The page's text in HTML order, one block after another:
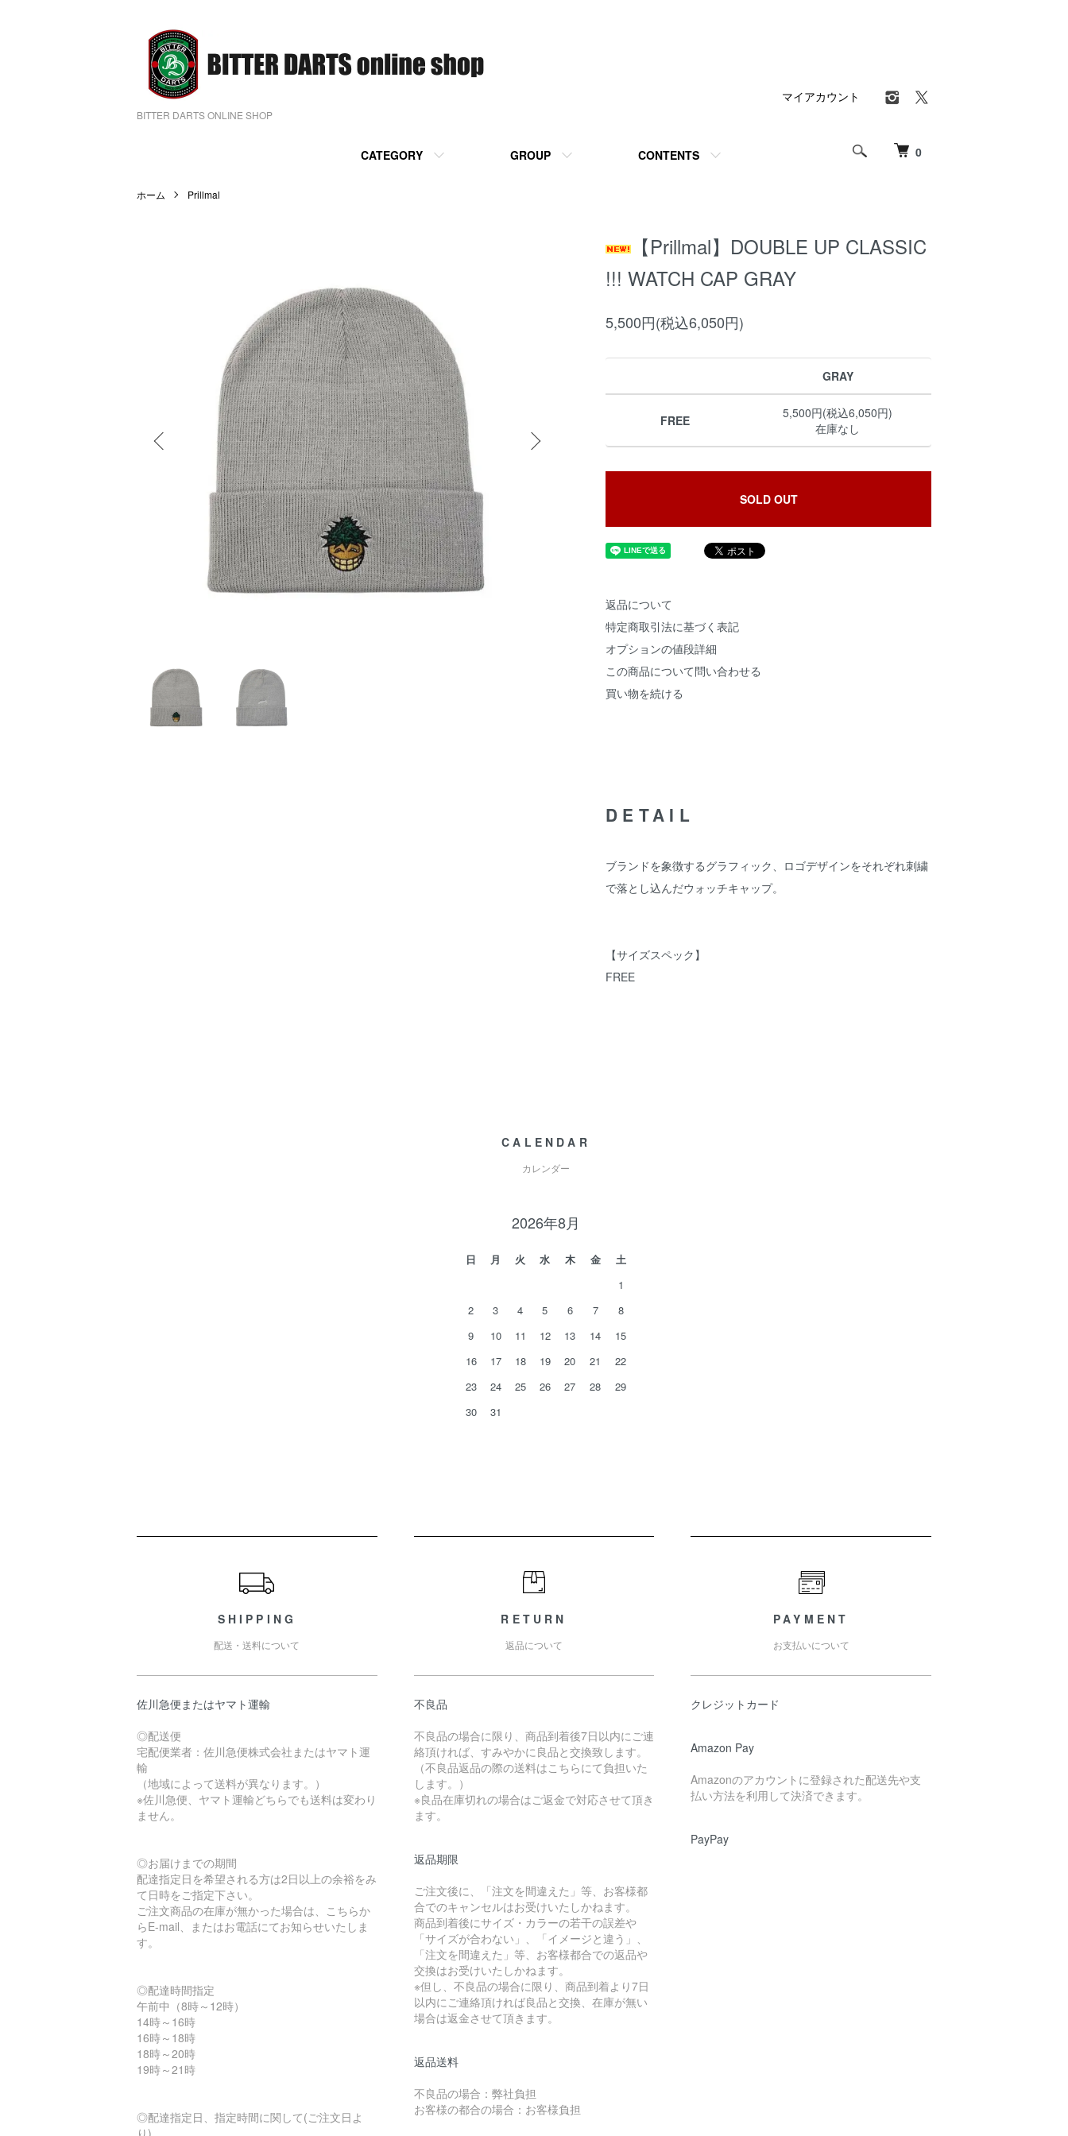
BITTER DARTS ONLINE SHOP
0
CATEGORY GROUP CONTENTS
マイアカウント
ホーム Prillmal
【Prillmal】DOUBLE UP CLASSIC
!!! WATCH CAP GRAY
5,500円(税込6,050円)
GRAY
FREE
5,500円(税込6,050円)
在庫なし
SOLD OUT
返品について
特定商取引法に基づく表記
オプションの値段詳細
この商品について問い合わせる
買い物を続ける
DETAIL
ブランドを象徴するグラフィック、ロゴデザインをそれぞれ刺繍
で落とし込んだウォッチキャップ。
【サイズスペック】
FREE
CALENDAR
カレンダー
2026年8月
日 月 火 水 木 金
土
1
2
3 4 5 6 7
8
9
10 11 12 13 14
15
16
17 18 19 20 21
22
23
24 25 26 27 28
29
30
31
SHIPPING
配送・送料について
佐川急便またはヤマト運輸
◎配送便
宅配便業者：佐川急便株式会社またはヤマト運
輸
（地域によって送料が異なります。）
※佐川急便、ヤマト運輸どちらでも送料は変わり
ません。
◎お届けまでの期間
配達指定日を希望される方は2日以上の余裕をみ
て日時をご指定下さい。
ご注文商品の在庫が無かった場合は、こちらか
らE-mail、またはお電話にてお知らせいたしま
す。
◎配達時間指定
午前中（8時～12時）
14時～16時
16時～18時
18時～20時
19時～21時
◎配達指定日、指定時間に関して(ご注文日よ
り)
RETURN
返品について
不良品
不良品の場合に限り、商品到着後7日以内にご連
絡頂ければ、すみやかに良品と交換致します。
（不良品返品の際の送料はこちらにて負担いた
します。）
※良品在庫切れの場合はご返金で対応させて頂き
ます。
返品期限
ご注文後に、「注文を間違えた」等、お客様都
合でのキャンセルはお受けいたしかねます。
商品到着後にサイズ・カラーの若干の誤差や
「サイズが合わない」、「イメージと違う」、
「注文を間違えた」等、お客様都合での返品や
交換はお受けいたしかねます。
※但し、不良品の場合に限り、商品到着より7日
以内にご連絡頂ければ良品と交換、在庫が無い
場合は返金させて頂きます。
返品送料
不良品の場合：弊社負担
お客様の都合の場合：お客様負担
PAYMENT
お支払いについて
クレジットカード
Amazon Pay
Amazonのアカウントに登録された配送先や支
払い方法を利用して決済できます。
PayPay